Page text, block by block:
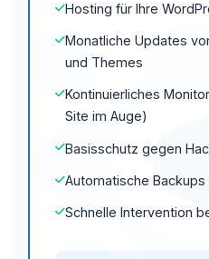
Hosting für Ihre
Monatliche Updates
und Themes
Kontinuierliches
Site im Auge)
Basisschutz gegen
Automatische Backups
Schnelle Intervention